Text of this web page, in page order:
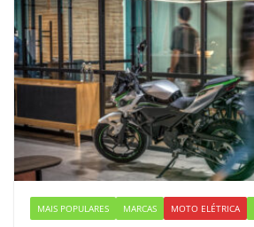
MAIS POPULARES MARCAS MOTO ELÉTRICA